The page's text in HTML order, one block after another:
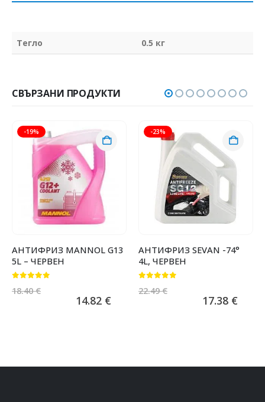
Тегло 0.5 кг
СВЪРЗАНИ ПРОДУКТИ
-19%
АНТИФРИЗ MANNOL G13
5L – ЧЕРВЕН
18.40€
14.82 €
-23%
АНТИФРИЗ SEVAN -74°
4L, ЧЕРВЕН
22.49€
17.38 €